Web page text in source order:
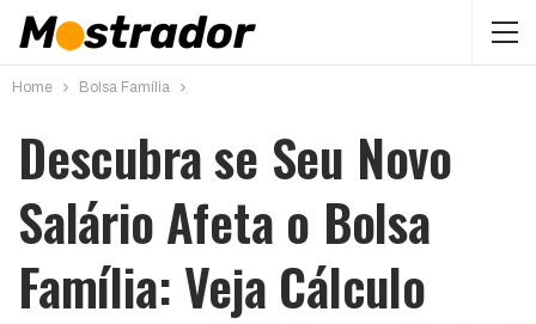
Home Bolsa Família
Descubra se Seu Novo
Salário Afeta o Bolsa
Família: Veja Cálculo